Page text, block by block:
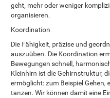
geht, mehr oder weniger
organisieren.
Koordination
Die Fähigkeit, präzise und
auszuüben. Die Koordination
Bewegungen schnell,
Kleinhirn ist die Gehirnstruktur,
ermöglicht: zum Beispiel Gehen,
tanzen. Wir können damit eine